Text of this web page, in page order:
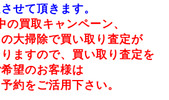
せて頂きます。
の買取キャンペーン、
大掃除で買い取り査定が
ますので、買い取り査定を
望のお客様は
約をご活用下さい。